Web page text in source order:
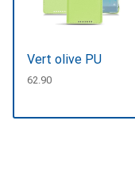
Vert olive PU
CHF
62.90